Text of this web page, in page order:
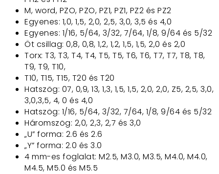
M, word, PZO, PZO, PZ1, PZ1, PZ2 és PZ2
Egyenes: 1,0, 1,5, 2,0, 2,5, 3,0, 3,5 és 4,0
Egyenes: 1/16, 5/64, 3/32, 7/64, 1/8, 9/64 és 5/32
Öt csillag: 0,8, 0,8, 1,2, 1,2, 1,5, 1,5, 2,0 és 2,0
Torx: T3, T3, T4, T4, T5, T5, T6, T6, T7, T7, T8, T8,
T9, T9, T10,
T10, T15, T15, T20 és T20
Hatszög: 07, 0,9, 13, 1,3, 1,5, 1,5, 2,0, 2,0, Z5, 2,5, 3,0,
3,0,3,5, 4, 0 és 4,0
Hatszög: 1/16, 5/64, 3/32, 7/64, 1/8, 9/64 és 5/32
Háromszög: 2,0, 2,3, 2,7 és 3,0
„U” forma: 2.6 és 2.6
„Y” forma: 2.0 és 3.0
4 mm-es foglalat: M2.5, M3.0, M3.5, M4.0, M4.0,
M4.5, M5.0 és M5.5